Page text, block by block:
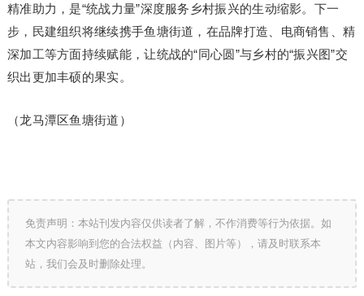
精准助力，是“统战力量”深度服务乡村振兴的生动缩影。下一
步，民建组织将继续携手鱼塘街道，在品牌打造、电商销售、精
深加工等方面持续赋能，让统战的“同心圆”与乡村的“振兴图”交
织出更加丰硕的果实。
（龙马潭区鱼塘街道）
免责声明：本站刊发内容仅供读者了解，不作消费等行为依据。如
本文内容影响到您的合法权益（内容、图片等），请及时联系本
站，我们会及时删除处理。